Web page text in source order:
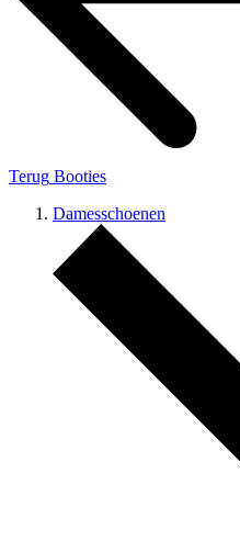
Terug Booties
Damesschoenen